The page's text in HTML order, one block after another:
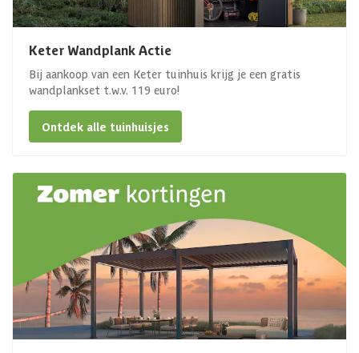
Keter Wandplank Actie
Bij aankoop van een Keter tuinhuis krijg je een gratis
wandplankset t.w.v. 119 euro!
Ontdek alle tuinhuisjes